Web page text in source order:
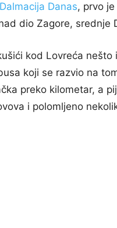
Dalmacija Danas, prvo
dio Zagore, srednje
kod Lovreća
koji se razvio na
preko kilometar, a
i polomljeno